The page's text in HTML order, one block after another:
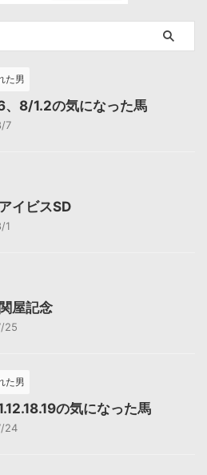
た男
8/1.2の気になった馬
7
イビスSD
1
屋記念
25
た男
の気になった馬
24